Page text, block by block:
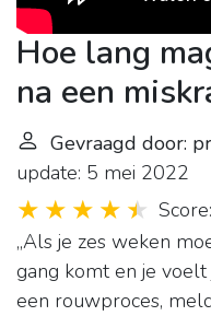
Hoe lang
na een
Gevraagd door:
update: 5 mei 2022
,,Als je zes weken
gang komt en je
een rouwproces,